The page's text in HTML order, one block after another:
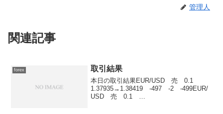
管理人
関連記事
forex 取引結果
本日の取引結果EUR/USD 売 0.1
1.37935→1.38419 -497 -2 -499EUR/
USD 売 0.1